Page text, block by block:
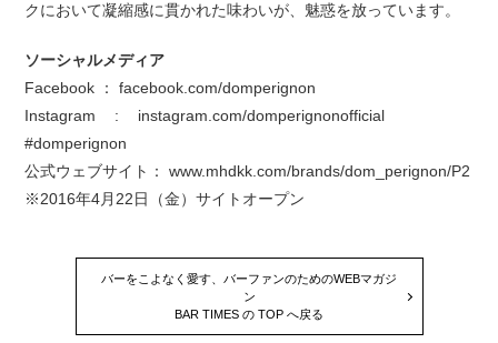
クにおいて凝縮感に貫かれた味わいが、魅惑を放っています。
ソーシャルメディア
Facebook ： facebook.com/domperignon
Instagram : instagram.com/domperignonofficial
#domperignon
公式ウェブサイト： www.mhdkk.com/brands/dom_perignon/P2
※2016年4月22日（金）サイトオープン
バーをこよなく愛す、バーファンのためのWEBマガジ
ン
BAR TIMES の TOP へ戻る